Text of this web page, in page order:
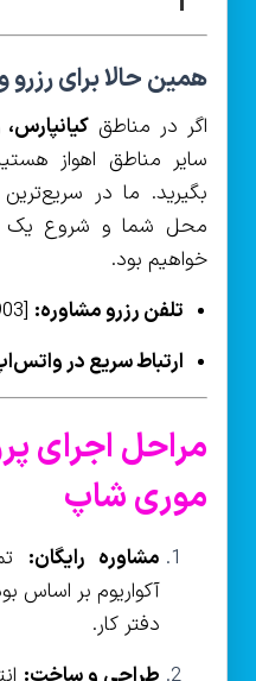
همین حالا برای
اگر در مناطق
سایر مناطق اهواز
بگیرید. ما در
محل شما و شروع یک
خواهیم بود.
تلفن رزرو مشاوره: [09217577903]
ارتباط سریع در
مراحل اجرای
موری شاپ
مشاوره رایگان:
آکواریوم بر اساس
دفتر کار.